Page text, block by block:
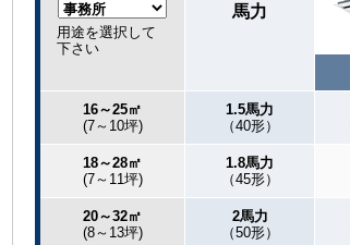
用途を選択して
下さい
馬力
16～25㎡
(7～10坪)
1.5馬力
（40形）
18～28㎡
(7～11坪)
1.8馬力
（45形）
20～32㎡
(8～13坪)
2馬力
（50形）